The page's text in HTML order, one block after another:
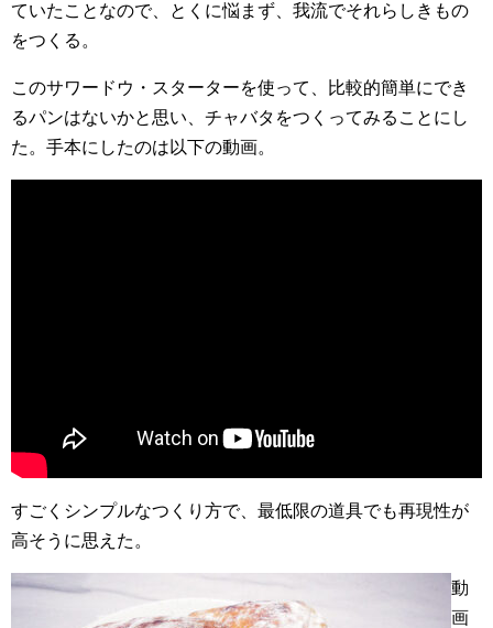
ていたことなので、とくに悩まず、我流でそれらしきもの
をつくる。
このサワードウ・スターターを使って、比較的簡単にでき
るパンはないかと思い、チャバタをつくってみることにし
た。手本にしたのは以下の動画。
すごくシンプルなつくり方で、最低限の道具でも再現性が
高そうに思えた。
動
画